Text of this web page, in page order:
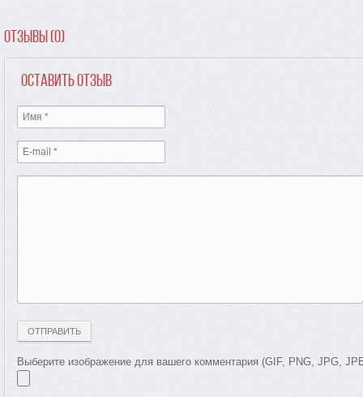
Отзывы (0)
Оставить отзыв
Выберите изображение для вашего комментария (GIF, PNG, JPG,